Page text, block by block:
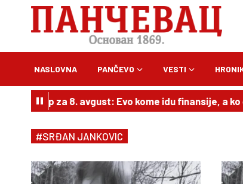
NASLOVNA PANČEVO VESTI
horoskop za 8. avgust: Evo kome idu finansije, a ko
#SRĐAN JANKOVIC